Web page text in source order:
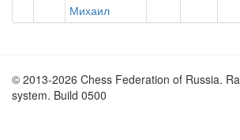
Михаил
© 2013-2026 Chess Federation of Russia.
system. Build 0500